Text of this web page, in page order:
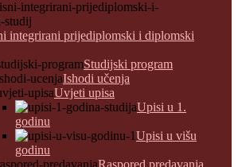
integrirani prijediplomski i diplomski
Studijski program
Ishodi učenja
Uvjeti upisa
Upisi u 1.
godinu
Upisi u višu
godinu
Raspored predavanja